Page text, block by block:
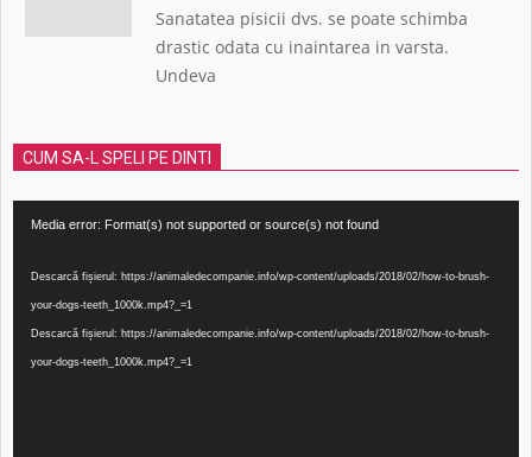
Sanatatea pisicii dvs. se poate schimba
drastic odata cu inaintarea in varsta.
Undeva
CUM SA-L SPELI PE DINTI
Media error: Format(s) not supported or source(s) not found
Descarcă fișierul: https://animaledecompanie.info/wp-content/uploads/2018/02/how-to-brush-
your-dogs-teeth_1000k.mp4?_=1
Descarcă fișierul: https://animaledecompanie.info/wp-content/uploads/2018/02/how-to-brush-
your-dogs-teeth_1000k.mp4?_=1